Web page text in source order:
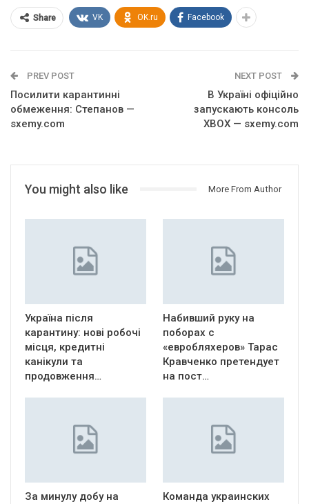
Share VK OK.ru Facebook
PREV POST
Посилити карантинні
обмеження: Степанов —
sxemy.com
NEXT POST
В Україні офіційно
запускають консоль
XBOX — sxemy.com
You might also like More From Author
Україна після
карантину: нові робочі
місця, кредитні
канікули та
продовження…
Набивший руку на
поборах с
«евробляхеров» Тарас
Кравченко претендует
на пост…
За минулу добу на
Команда украинских